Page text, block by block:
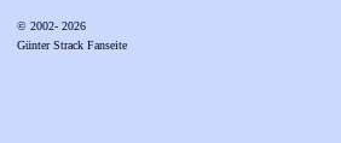
© 2002- 2026
Günter Strack Fanseite